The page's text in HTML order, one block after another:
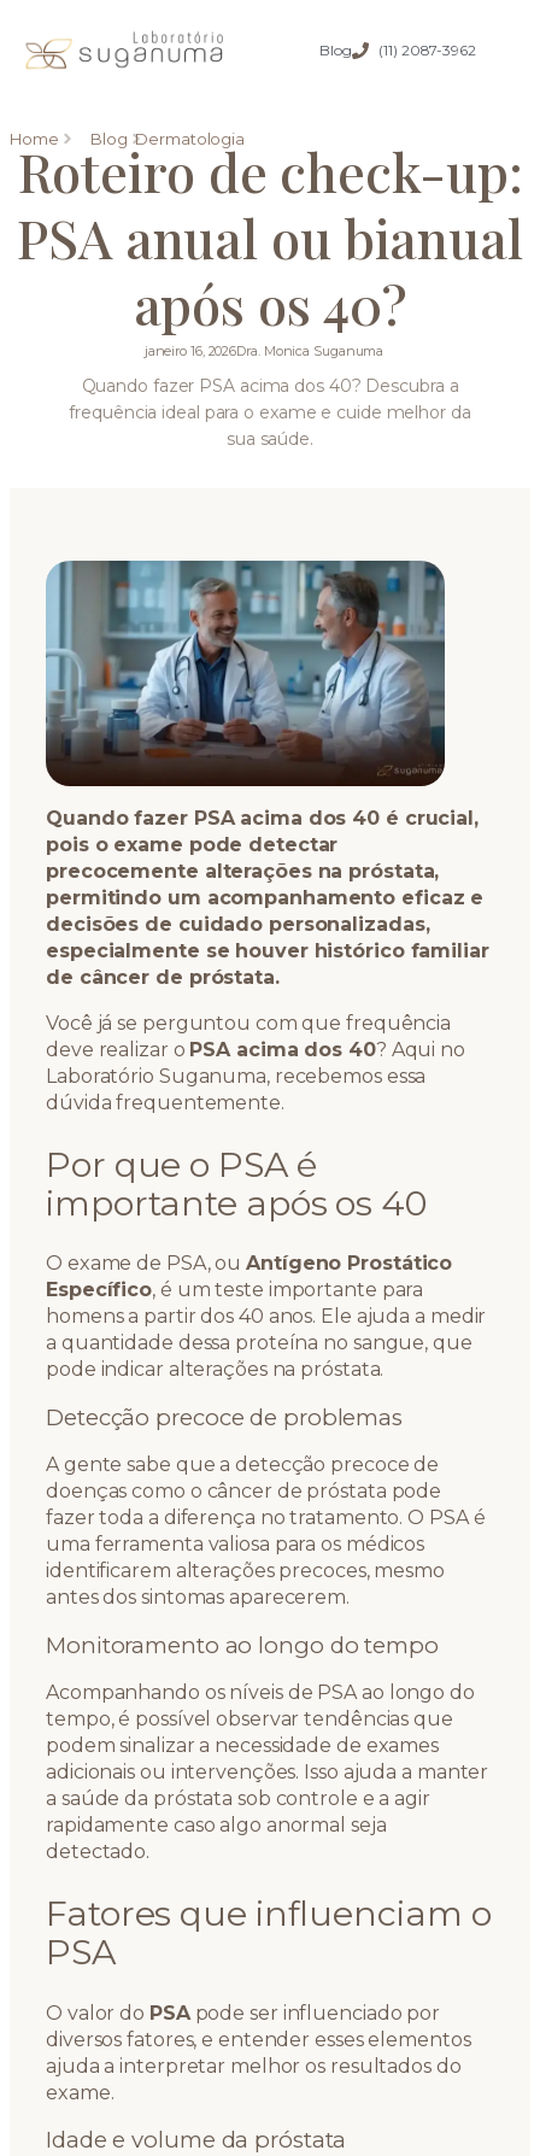
Blog (11) 2087-3962
Home Blog Dermatologia
Roteiro de check-up:
PSA anual ou bianual
após os 40?
janeiro 16, 2026Dra. Monica Suganuma
Quando fazer PSA acima dos 40? Descubra a
frequência ideal para o exame e cuide melhor da
sua saúde.
Quando fazer PSA acima dos 40 é crucial,
pois o exame pode detectar
precocemente alterações na próstata,
permitindo um acompanhamento eficaz e
decisões de cuidado personalizadas,
especialmente se houver histórico familiar
de câncer de próstata.
Você já se perguntou com que frequência
deve realizar o PSA acima dos 40? Aqui no
Laboratório Suganuma, recebemos essa
dúvida frequentemente.
Por que o PSA é
importante após os 40
O exame de PSA, ouAntígeno Prostático
Específico, é um teste importante para
homens a partir dos 40 anos. Ele ajuda a medir
a quantidade dessa proteína no sangue, que
pode indicar alterações na próstata.
Detecção precoce de problemas
A gente sabe que a detecção precoce de
doenças como o câncer de próstata pode
fazer toda a diferença no tratamento. O PSA é
uma ferramenta valiosa para os médicos
identificarem alterações precoces, mesmo
antes dos sintomas aparecerem.
Monitoramento ao longo do tempo
Acompanhando os níveis de PSA ao longo do
tempo, é possível observar tendências que
podem sinalizar a necessidade de exames
adicionais ou intervenções. Isso ajuda a manter
a saúde da próstata sob controle e a agir
rapidamente caso algo anormal seja
detectado.
Fatores que influenciam o
PSA
O valor do PSApode ser influenciado por
diversos fatores, e entender esses elementos
ajuda a interpretar melhor os resultados do
exame.
Idade e volume da próstata